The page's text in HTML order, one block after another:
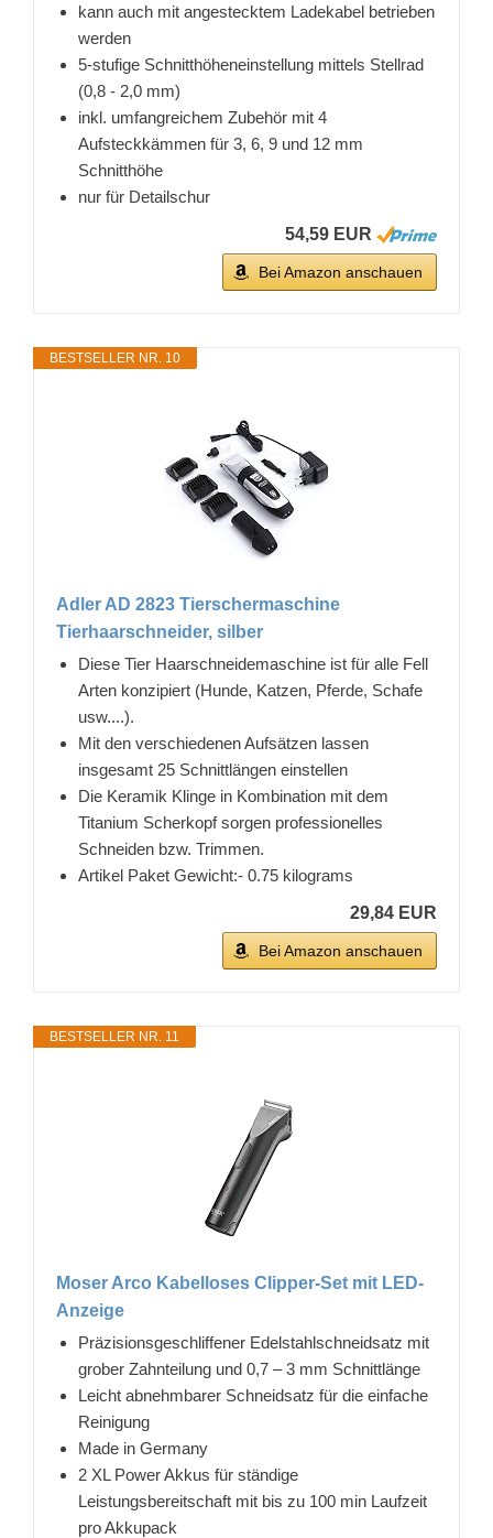
kann auch mit angestecktem Ladekabel betrieben
werden
5-stufige Schnitthöheneinstellung mittels Stellrad
(0,8 - 2,0 mm)
inkl. umfangreichem Zubehör mit 4
Aufsteckkämmen für 3, 6, 9 und 12 mm
Schnitthöhe
nur für Detailschur
54,59 EUR
Bei Amazon anschauen
BESTSELLER NR. 10
Adler AD 2823 Tierschermaschine
Tierhaarschneider, silber
Diese Tier Haarschneidemaschine ist für alle Fell
Arten konzipiert (Hunde, Katzen, Pferde, Schafe
usw....).
Mit den verschiedenen Aufsätzen lassen
insgesamt 25 Schnittlängen einstellen
Die Keramik Klinge in Kombination mit dem
Titanium Scherkopf sorgen professionelles
Schneiden bzw. Trimmen.
Artikel Paket Gewicht:- 0.75 kilograms
29,84 EUR
Bei Amazon anschauen
BESTSELLER NR. 11
Moser Arco Kabelloses Clipper-Set mit LED-
Anzeige
Präzisionsgeschliffener Edelstahlschneidsatz mit
grober Zahnteilung und 0,7 – 3 mm Schnittlänge
Leicht abnehmbarer Schneidsatz für die einfache
Reinigung
Made in Germany
2 XL Power Akkus für ständige
Leistungsbereitschaft mit bis zu 100 min Laufzeit
pro Akkupack